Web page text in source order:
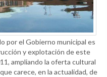
por el Gobierno municipal es
y explotación de este
ampliando la oferta cultural
carece, en la actualidad, de